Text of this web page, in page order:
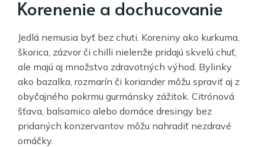
Korenenie a dochucovanie
Jedlá nemusia byť bez chuti. Koreniny ako kurkuma,
škorica, zázvor či chilli nielenže pridajú skvelú chuť,
ale majú aj množstvo zdravotných výhod. Bylinky
ako bazalka, rozmarín či koriander môžu spraviť aj z
obyčajného pokrmu gurmánsky zážitok. Citrónová
šťava, balsamico alebo domáce dresingy bez
pridaných konzervantov môžu nahradiť nezdravé
omáčky.